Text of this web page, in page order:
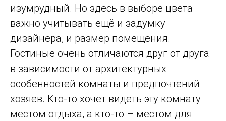
изумрудный. Но здесь в выборе цвета
важно учитывать ещё и задумку
дизайнера, и размер помещения.
Гостиные очень отличаются друг от друга
в зависимости от архитектурных
особенностей комнаты и предпочтений
хозяев. Кто-то хочет видеть эту комнату
местом отдыха, а кто-то – местом для